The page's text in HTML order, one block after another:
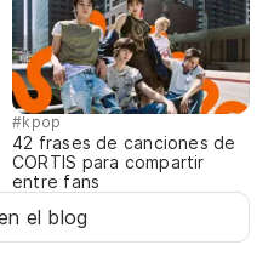
#kpop
42 frases de canciones de
CORTIS para compartir
entre fans
el blog